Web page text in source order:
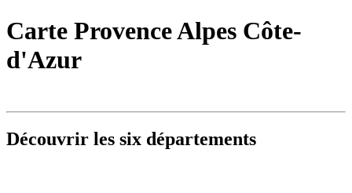
Carte Provence Alpes Côte-
d'Azur
Découvrir les six départements